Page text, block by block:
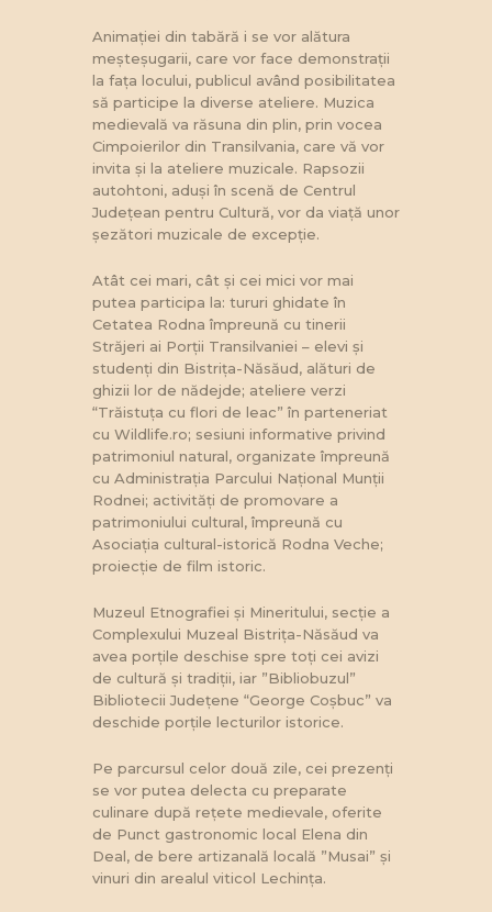
Animației din tabără i se vor alătura
meșteșugarii, care vor face demonstrații
la fața locului, publicul având posibilitatea
să participe la diverse ateliere. Muzica
medievală va răsuna din plin, prin vocea
Cimpoierilor din Transilvania, care vă vor
invita și la ateliere muzicale. Rapsozii
autohtoni, aduși în scenă de Centrul
Județean pentru Cultură, vor da viață unor
șezători muzicale de excepție.
Atât cei mari, cât și cei mici vor mai
putea participa la: tururi ghidate în
Cetatea Rodna împreună cu tinerii
Străjeri ai Porții Transilvaniei – elevi și
studenți din Bistrița-Năsăud, alături de
ghizii lor de nădejde; ateliere verzi
“Trăistuța cu flori de leac” în parteneriat
cu Wildlife.ro; sesiuni informative privind
patrimoniul natural, organizate împreună
cu Administrația Parcului Național Munții
Rodnei; activități de promovare a
patrimoniului cultural, împreună cu
Asociația cultural-istorică Rodna Veche;
proiecție de film istoric.
Muzeul Etnografiei și Mineritului, secție a
Complexului Muzeal Bistrița-Năsăud va
avea porțile deschise spre toți cei avizi
de cultură și tradiții, iar ”Bibliobuzul”
Bibliotecii Județene “George Coșbuc” va
deschide porțile lecturilor istorice.
Pe parcursul celor două zile, cei prezenți
se vor putea delecta cu preparate
culinare după rețete medievale, oferite
de Punct gastronomic local Elena din
Deal, de bere artizanală locală ”Musai” și
vinuri din arealul viticol Lechința.